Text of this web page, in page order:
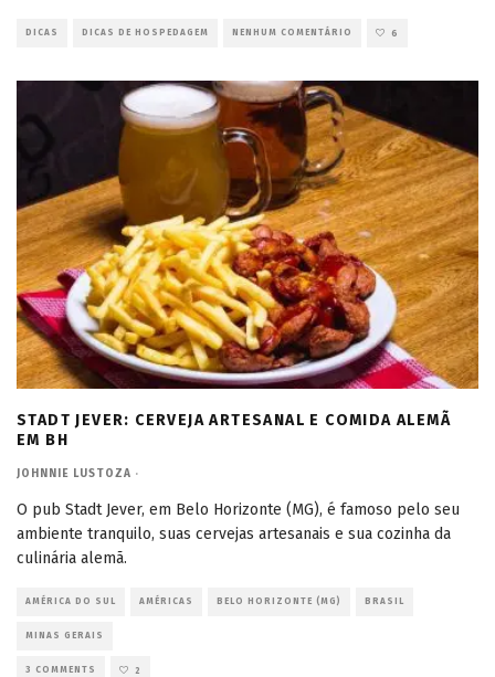
DICAS DICAS DE HOSPEDAGEM NENHUM COMENTÁRIO 6
STADT JEVER: CERVEJA ARTESANAL E COMIDA ALEMÃ
EM BH
JOHNNIE LUSTOZA ·
O pub Stadt Jever, em Belo Horizonte (MG), é famoso pelo seu
ambiente tranquilo, suas cervejas artesanais e sua cozinha da
culinária alemã.
AMÉRICA DO SUL AMÉRICAS BELO HORIZONTE (MG) BRASIL
MINAS GERAIS
3 COMMENTS 2